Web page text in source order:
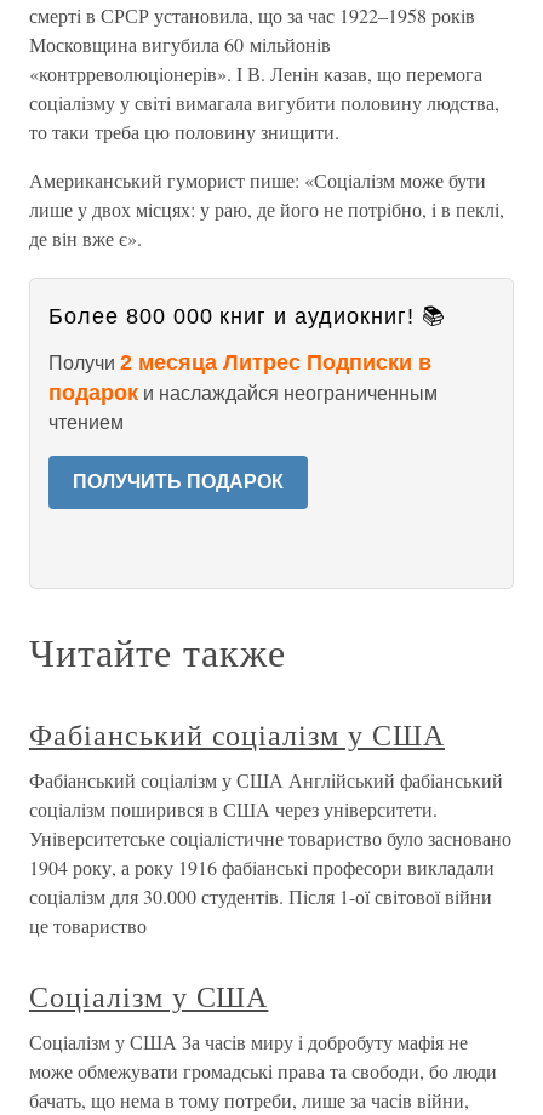
смертi в СРСР установила, що за час 1922–1958 рокiв
Московщина вигубила 60 мiльйонiв
«контрреволюцiонерiв». I В. Ленiн казав, що перемога
соцiалiзму у свiтi вимагала вигубити половину людства,
то таки треба цю половину знищити.
Американський гуморист пише: «Соцiалiзм може бути
лише у двох мiсцях: у раю, де його не потрiбно, i в пеклi,
де він вже є».
Более 800 000 книг и аудиокниг! 📚
Получи 2 месяца Литрес Подписки в
подарок и наслаждайся неограниченным
чтением
ПОЛУЧИТЬ ПОДАРОК
Читайте также
Фабіанський соціалізм у США
Фабіанський соціалізм у США Англiйський фабiанський
соцiалiзм поширився в США через унiверситети.
Унiверситетське соцiалiстичне товариство було засновано
1904 року, а року 1916 фабiанськi професори викладали
соцiалiзм для 30.000 студентiв. Пiсля 1-ої свiтової вiйни
це товариство
Соціалізм у США
Соціалізм у США За часiв миру i добробуту мафiя не
може обмежувати громадськi права та свободи, бо люди
бачать, що нема в тому потреби, лише за часiв вiйни,